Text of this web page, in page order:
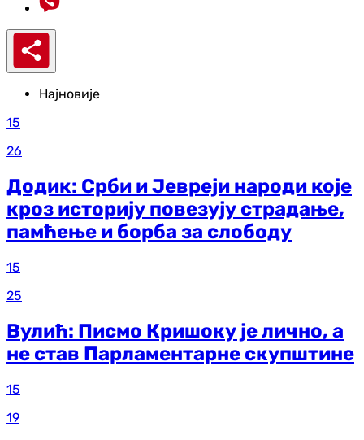
Најновије
15
26
Додик: Срби и Јевреји народи које
кроз историју повезују страдање,
памћење и борба за слободу
15
25
Вулић: Писмо Кришоку је лично, а
не став Парламентарне скупштине
15
19